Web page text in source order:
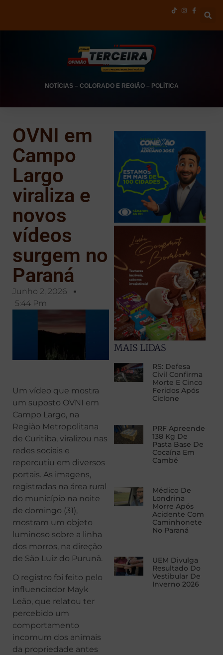
NOTÍCIAS– COLORADO E REGIÃO– POLÍTICA
OVNI em
Campo
Largo
viraliza e
novos
vídeos
surgem no
Paraná
Junho 2, 2026
5:44 Pm
Um vídeo que mostra
um suposto OVNI em
Campo Largo, na
Região Metropolitana
de Curitiba, viralizou nas
redes sociais e
repercutiu em diversos
portais. As imagens,
registradas na área rural
do município na noite
de domingo (31),
mostram um objeto
luminoso sobre a linha
dos morros, na direção
de São Luiz do Purunã.
O registro foi feito pelo
influenciador Mayk
Leão, que relatou ter
percebido um
comportamento
incomum dos animais
da propriedade antes
MAIS LIDAS
RS: Defesa
Civil Confirma
Morte E Cinco
Feridos Após
Ciclone
PRF Apreende
138 Kg De
Pasta Base De
Cocaína Em
Cambé
Médico De
Londrina
Morre Após
Acidente Com
Caminhonete
No Paraná
UEM Divulga
Resultado Do
Vestibular De
Inverno 2026